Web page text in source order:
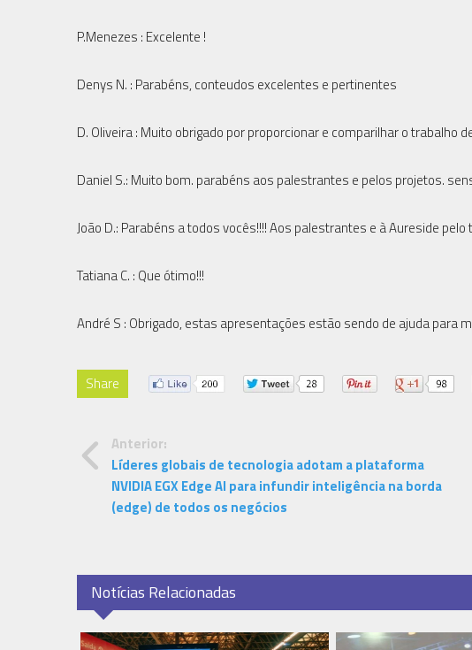
P.Menezes : Excelente !
Denys N. : Parabéns, conteudos excelentes e pertinentes
D. Oliveira : Muito obrigado por proporcionar e comparilhar o trabalho
Daniel S.: Muito bom. parabéns aos palestrantes e pelos projetos.
João D.: Parabéns a todos vocês!!!! Aos palestrantes e à Aureside pelo
Tatiana C. : Que ótimo!!!
André S : Obrigado, estas apresentações estão sendo de ajuda para
Share
Anterior:
Líderes globais de tecnologia adotam a plataforma
NVIDIA EGX Edge AI para infundir inteligência na borda
(edge) de todos os negócios
Notícias Relacionadas